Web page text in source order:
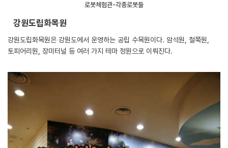
로봇체험관-각종로봇들
강원도립화목원
강원도립화목원은 강원도에서 운영하는 공립 수목원이다. 암석원, 철쭉원,
토피어리원, 장미터널 등 여러 가지 테마 정원으로 이뤄진다.